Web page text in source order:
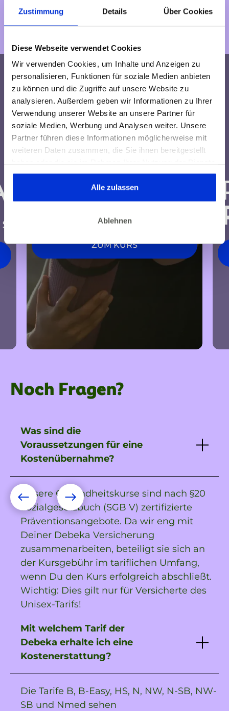
Zustimmung Details Über Cookies
Diese Webseite verwendet Cookies
Wir verwenden Cookies, um Inhalte und Anzeigen zu
personalisieren, Funktionen für soziale Medien anbieten
zu können und die Zugriffe auf unsere Website zu
analysieren. Außerdem geben wir Informationen zu Ihrer
Verwendung unserer Website an unsere Partner für
soziale Medien, Werbung und Analysen weiter. Unsere
Partner führen diese Informationen möglicherweise mit
weiteren Daten zusammen, die Sie ihnen bereitgestellt
gesammelt haben. Dies gilt auch für Gesundheitsdaten,
die gegebenenfalls für die Kursdurchführung erhoben
werden.
Alle zulassen
Ablehnen
Du bestimmt etwas
Passendes.
ZUM KURS
Noch Fragen?
Was sind die
Voraussetzungen für eine
Kostenübernahme?
Unsere Gesundheitskurse sind nach §20
Sozialgesetzbuch (SGB V) zertifizierte
Präventionsangebote. Da wir eng mit
Deiner Debeka Versicherung
zusammenarbeiten, beteiligt sie sich an
der Kursgebühr im tariflichen Umfang,
wenn Du den Kurs erfolgreich abschließt.
Wichtig: Dies gilt nur für Versicherte des
Unisex-Tarifs!
Mit welchem Tarif der
Debeka erhalte ich eine
Kostenerstattung?
Die Tarife B, B-Easy, HS, N, NW, N-SB, NW-
SB und Nmed sehen